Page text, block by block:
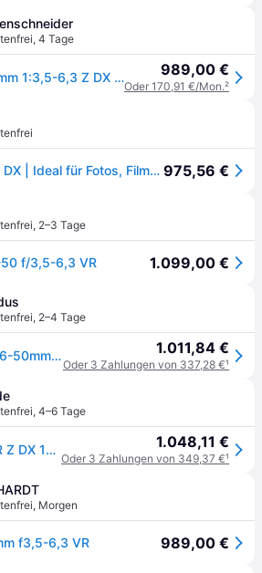
, 4 Tage
Nikon Z50II + 16-50 mm 1:3,5-6,3 Z DX VR 989,00 €
Oder 170,91 €/Mon.²
Nikon Z50II Kit 16-50 DX | Ideal für Fotos, Filme, Vlogs und Live Streaming (20.9 MP, 4k Video, Picture Control + kostenloser Nikon Imaging Cloud) 975,56 €
, 2–3 Tage
f/3,5-6,3 VR 1.099,00 €
, 2–4 Tage
Nikon Z50 II + Z DX 16-50mm 3.5-6.3 VR 1.011,84 €
Oder 3 Zahlungen von 337,28 €¹
, 4–6 Tage
Nikon Z50II + NIKKOR Z DX 16-50 VR 1.048,11 €
Oder 3 Zahlungen von 349,37 €¹
, Morgen
f3,5-6,3 VR 989,00 €